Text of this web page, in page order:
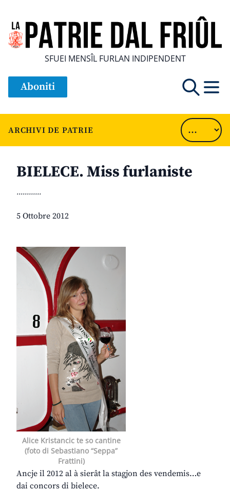
SFUEI MENSÎL FURLAN INDIPENDENT
Aboniti
ARCHIVI DE PATRIE
BIELECE. Miss furlaniste
............
5 Ottobre 2012
Alice Kristancic te so cantine
(foto di Sebastiano “Seppa”
Frattini)
Ancje il 2012 al à sierât la stagjon des vendemis…e
dai concors di bielece.